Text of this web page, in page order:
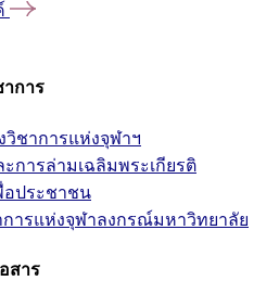
การ
ชาการแห่งจุฬาฯ
การล่ามเฉลิมพระเกียรติ
อประชาชน
ารแห่งจุฬาลงกรณ์มหาวิทยาลัย
สาร